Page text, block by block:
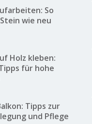
So
wie neu
Holz kleben:
für hohe
Tipps zur
und Pflege